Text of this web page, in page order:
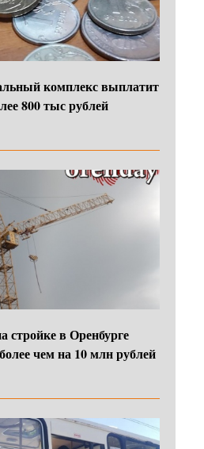
комплекс выплатит
800 тыс рублей
стройке в Оренбурге
чем на 10 млн рублей